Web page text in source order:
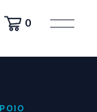
0
A
b
i